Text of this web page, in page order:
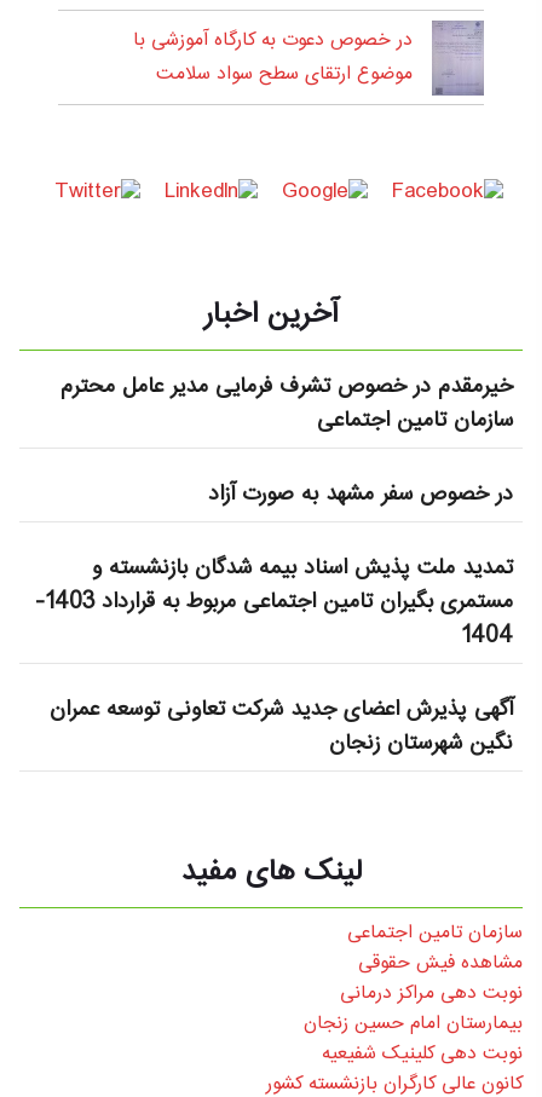
در خصوص دعوت به کارگاه آموزشی با
موضوع ارتقای سطح سواد سلامت
آخرین اخبار
خیرمقدم در خصوص تشرف فرمایی مدیر عامل محترم
سازمان تامین اجتماعی
در خصوص سفر مشهد به صورت آزاد
تمدید ملت پذیش اسناد بیمه شدگان بازنشسته و
مستمری بگیران تامین اجتماعی مربوط به قرارداد 1403-
1404
آگهی پذیرش اعضای جدید شرکت تعاونی توسعه عمران
نگین شهرستان زنجان
لینک های مفید
سازمان تامین اجتماعی
مشاهده فیش حقوقی
نوبت دهی مراکز درمانی
بیمارستان امام حسین زنجان
نوبت دهی کلینیک شفیعیه
کانون عالی کارگران بازنشسته کشور